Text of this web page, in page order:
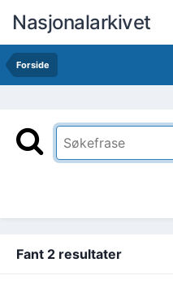
Nasjonalarkivet
Forside
Fant 2 resultater